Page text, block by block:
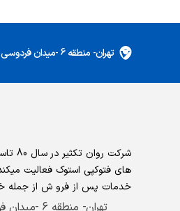
تهران- منطقه 6 -میدان فردوسی - خیابان ایرانشهر جنوبی - پاساژ 8 - واحد 5
های فتوکپی استوک فعالیت
خدمات پس از فرو ش از جمله
تهران-